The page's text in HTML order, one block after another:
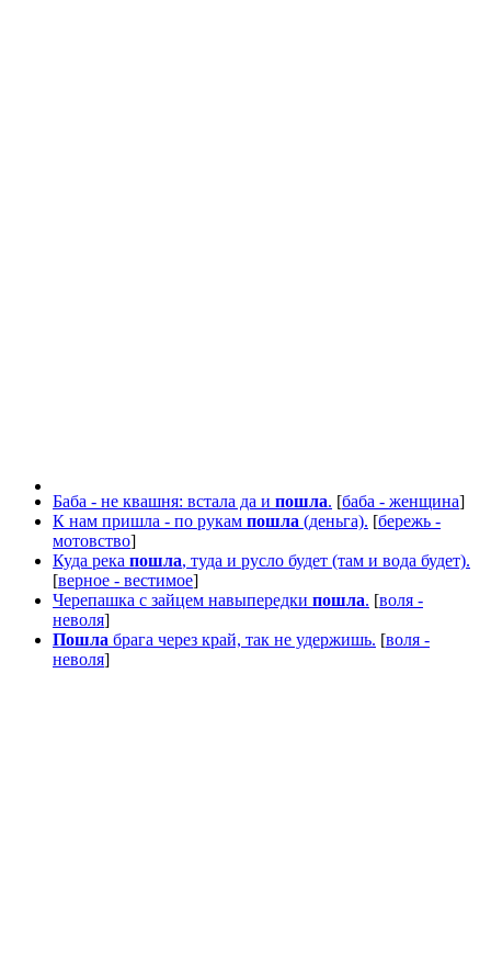
Баба - не квашня: встала да и пошла. [баба - женщина]
К нам пришла - по рукам пошла (деньга). [бережь -
мотовство]
Куда река пошла, туда и русло будет (там и вода будет).
[верное - вестимое]
Черепашка с зайцем навыпередки пошла. [воля -
неволя]
Пошла брага через край, так не удержишь. [воля -
неволя]